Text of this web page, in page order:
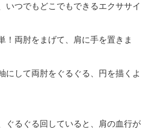
いつでもどこでもできるエクササイ
！両肘をまげて、肩に手を置きま
にして両肘をぐるぐる、円を描くよ
ぐるぐる回していると、肩の血行が